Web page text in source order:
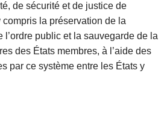
de sécurité et de justice de
compris la préservation de la
l’ordre public et la sauvegarde de la
des États membres, à l’aide des
par ce système entre les États y